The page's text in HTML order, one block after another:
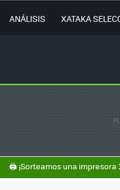
ANÁLISIS XATAKA
🖨️ ¡Sorteamos una impresora